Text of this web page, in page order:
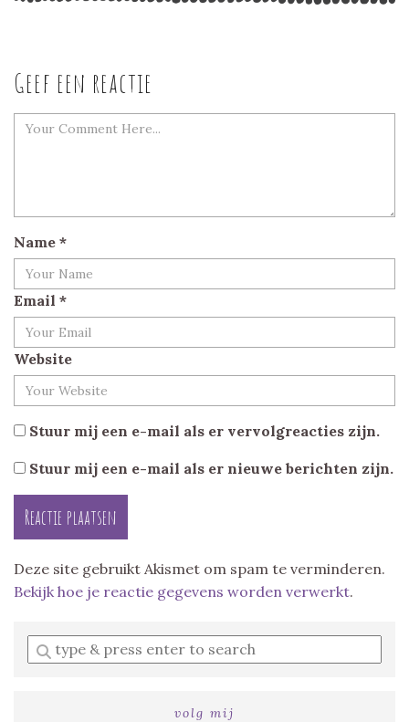
Geef een reactie
Name *
Email *
Website
Stuur mij een e-mail als er vervolgreacties zijn.
Stuur mij een e-mail als er nieuwe berichten zijn.
Deze site gebruikt Akismet om spam te verminderen.
Bekijk hoe je reactie gegevens worden verwerkt.
Enter
a
volg mij